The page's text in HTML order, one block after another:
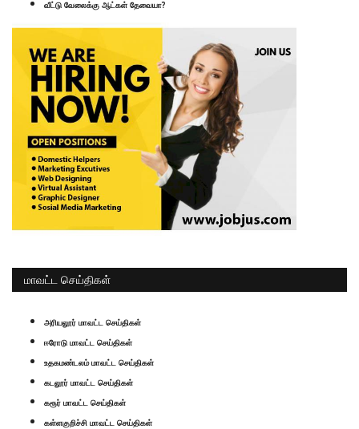
வீட்டு வேலைக்கு ஆட்கள் தேவையா?
மாவட்ட செய்திகள்
அரியலூர் மாவட்ட செய்திகள்
ஈரோடு மாவட்ட செய்திகள்
உதகமண்டலம் மாவட்ட செய்திகள்
கடலூர் மாவட்ட செய்திகள்
கரூர் மாவட்ட செய்திகள்
கள்ளகுறிச்சி மாவட்ட செய்திகள்